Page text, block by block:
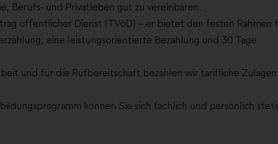
Berufs- und Privatleben gut zu vereinbaren.
öffentlicher Dienst (TVöD) – er bietet den festen Rahmen
eine leistungsorientierte Bezahlung und 30 Tage
und für die Rufbereitschaft bezahlen wir tarifliche
können Sie sich fachlich und persönlich